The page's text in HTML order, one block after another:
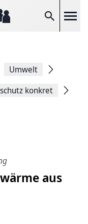
Suche
Umwelt
konkret
aus